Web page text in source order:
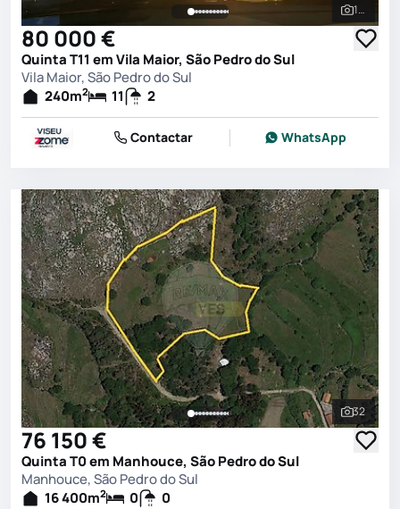
Ver
109
80 000 €
Quinta T11 em Vila Maior, São Pedro do Sul
Vila Maior, São Pedro do Sul
240m2 11 2
Contactar WhatsApp
Ver
32
76 150 €
Quinta T0 em Manhouce, São Pedro do Sul
Manhouce, São Pedro do Sul
16 400m2 0 0